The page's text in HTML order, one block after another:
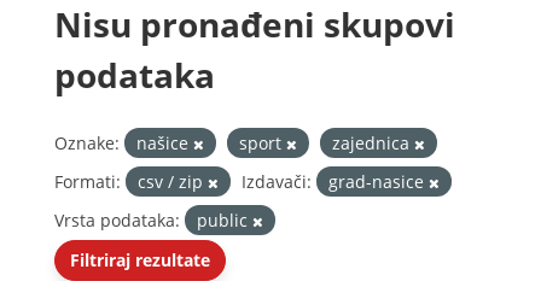
Nisu pronađeni skupovi
podataka
Oznake: našice sport
zajednica
Formati:
csv / zip Izdavači:
grad-nasice
Vrsta podataka:
public
Filtriraj rezultate